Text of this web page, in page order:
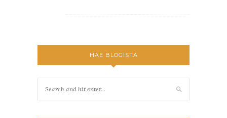
HAE BLOGISTA